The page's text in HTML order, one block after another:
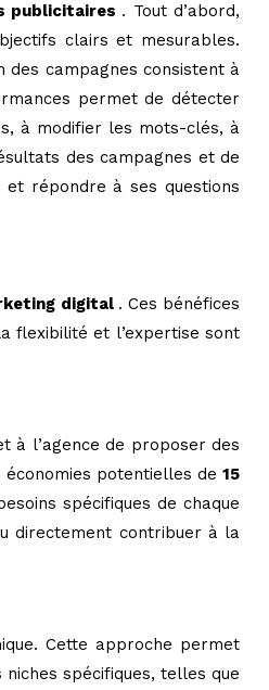
publicitaires . Tout d’abord,
clairs et mesurables.
campagnes consistent à
permet de détecter
à modifier les mots-clés, à
des campagnes et de
répondre à ses questions
digital . Ces bénéfices
flexibilité et l’expertise sont
à l’agence de proposer des
potentielles de 15
spécifiques de chaque
directement contribuer à la
Cette approche permet
spécifiques, telles que